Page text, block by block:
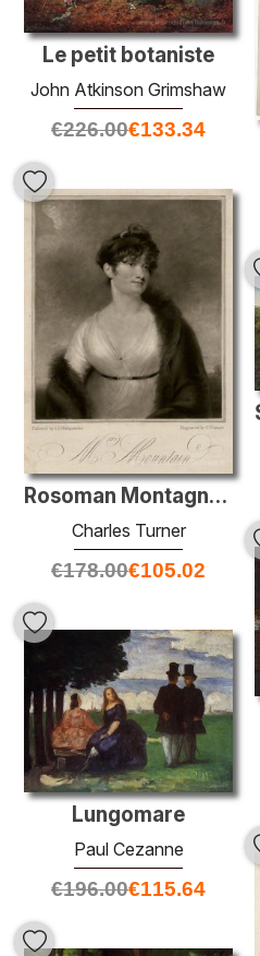
Le petit botaniste
John Atkinson Grimshaw
€226.00€133.34
Rosoman Montagna (nata Wilkinson)
Charles Turner
€178.00€105.02
Lungomare
Paul Cezanne
€196.00€115.64